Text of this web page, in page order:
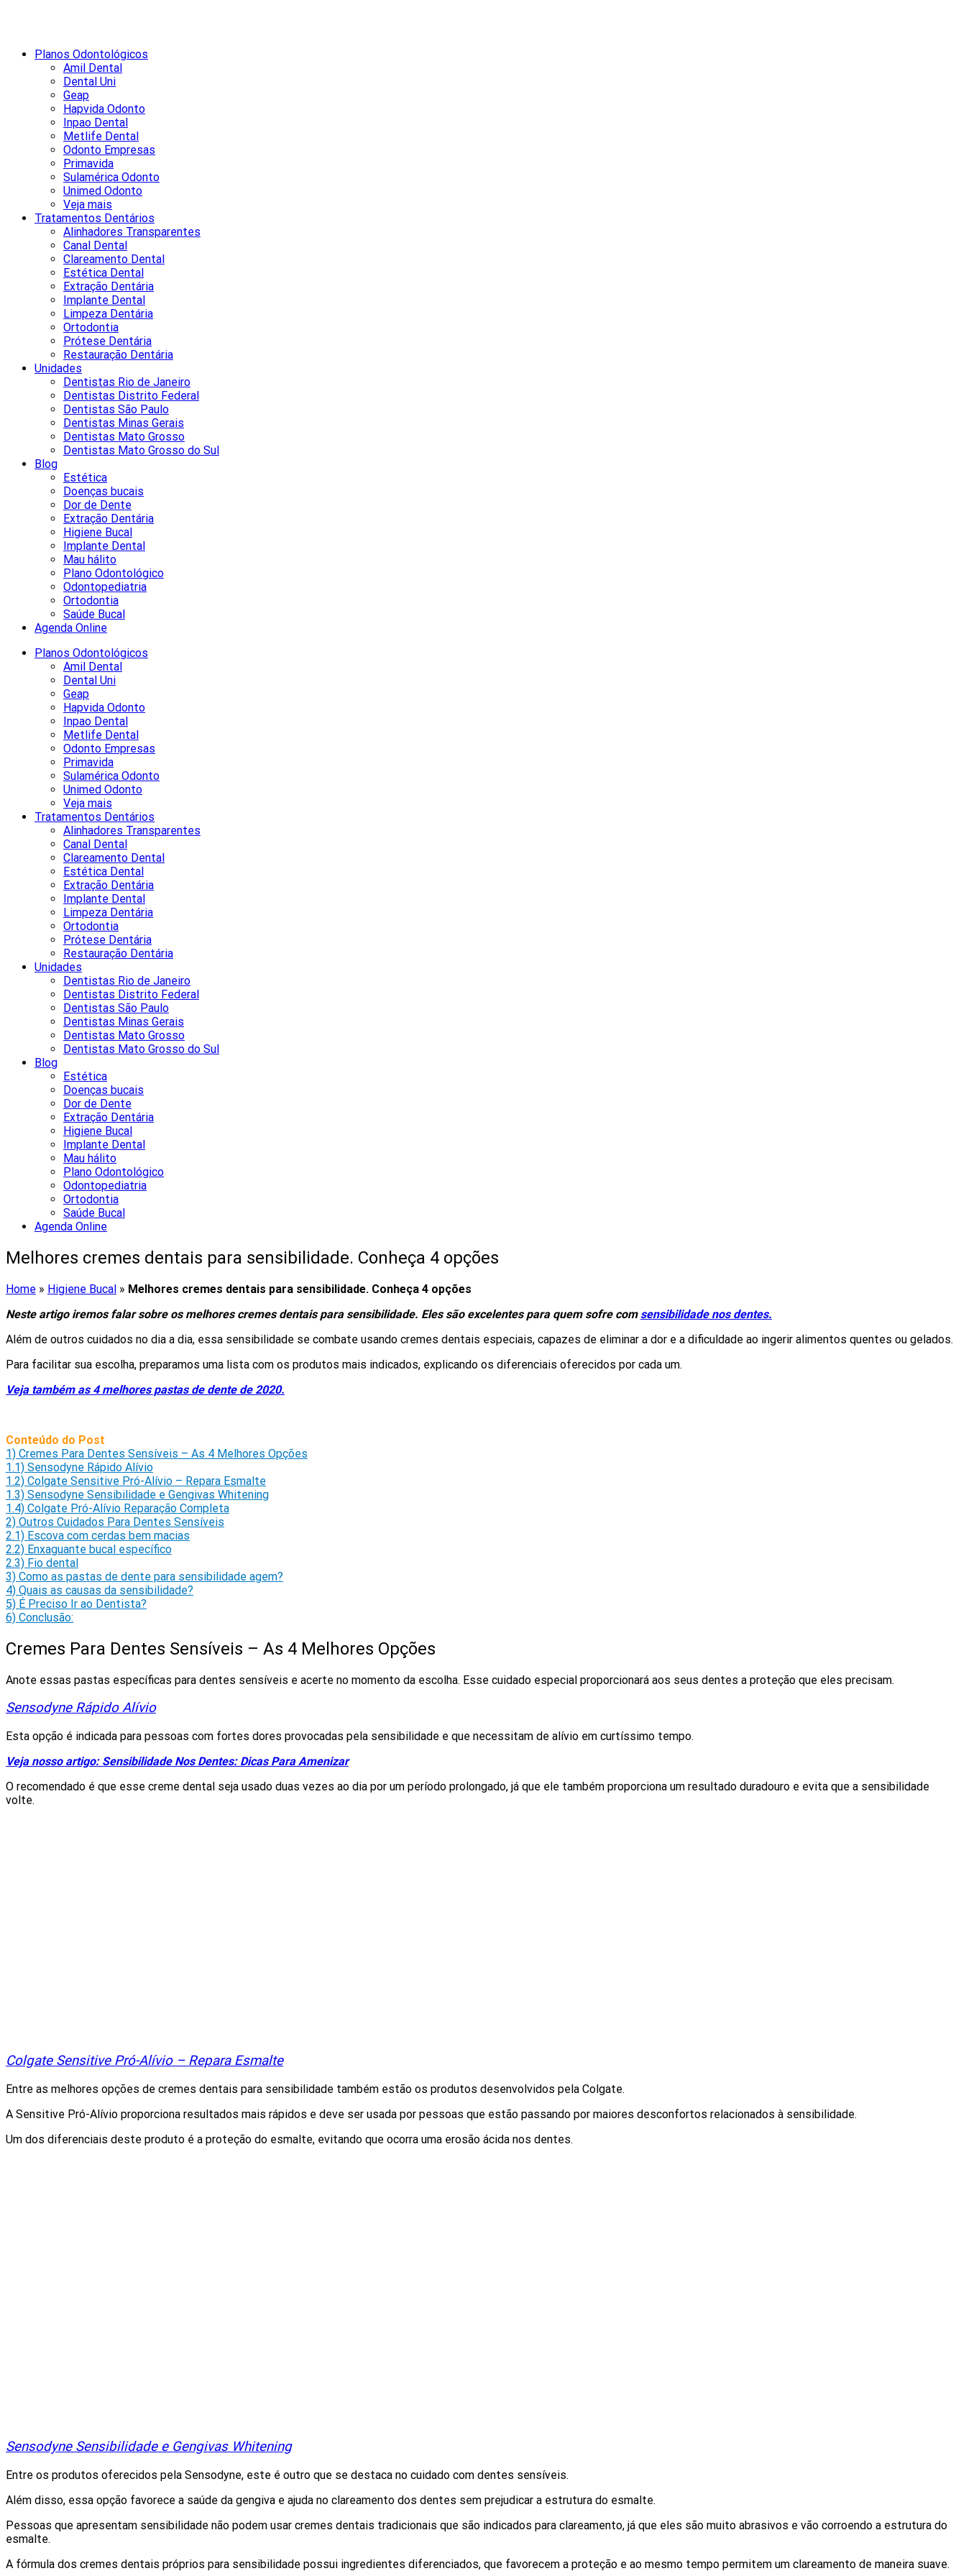
Planos Odontológicos
Amil Dental
Dental Uni
Geap
Hapvida Odonto
Inpao Dental
Metlife Dental
Odonto Empresas
Primavida
Sulamérica Odonto
Unimed Odonto
Veja mais
Tratamentos Dentários
Alinhadores Transparentes
Canal Dental
Clareamento Dental
Estética Dental
Extração Dentária
Implante Dental
Limpeza Dentária
Ortodontia
Prótese Dentária
Restauração Dentária
Unidades
Dentistas Rio de Janeiro
Dentistas Distrito Federal
Dentistas São Paulo
Dentistas Minas Gerais
Dentistas Mato Grosso
Dentistas Mato Grosso do Sul
Blog
Estética
Doenças bucais
Dor de Dente
Extração Dentária
Higiene Bucal
Implante Dental
Mau hálito
Plano Odontológico
Odontopediatria
Ortodontia
Saúde Bucal
Agenda Online
Planos Odontológicos
Amil Dental
Dental Uni
Geap
Hapvida Odonto
Inpao Dental
Metlife Dental
Odonto Empresas
Primavida
Sulamérica Odonto
Unimed Odonto
Veja mais
Tratamentos Dentários
Alinhadores Transparentes
Canal Dental
Clareamento Dental
Estética Dental
Extração Dentária
Implante Dental
Limpeza Dentária
Ortodontia
Prótese Dentária
Restauração Dentária
Unidades
Dentistas Rio de Janeiro
Dentistas Distrito Federal
Dentistas São Paulo
Dentistas Minas Gerais
Dentistas Mato Grosso
Dentistas Mato Grosso do Sul
Blog
Estética
Doenças bucais
Dor de Dente
Extração Dentária
Higiene Bucal
Implante Dental
Mau hálito
Plano Odontológico
Odontopediatria
Ortodontia
Saúde Bucal
Agenda Online
Melhores cremes dentais para sensibilidade. Conheça 4 opções
Home » Higiene Bucal » Melhores cremes dentais para sensibilidade. Conheça 4 opções
Neste artigo iremos falar sobre os melhores cremes dentais para sensibilidade. Eles são excelentes para quem sofre com sensibilidade nos dentes.
Além de outros cuidados no dia a dia, essa sensibilidade se combate usando cremes dentais especiais, capazes de eliminar a dor e a dificuldade ao ingerir alimentos quentes ou gelados.
Para facilitar sua escolha, preparamos uma lista com os produtos mais indicados, explicando os diferenciais oferecidos por cada um.
Veja também as 4 melhores pastas de dente de 2020.
Conteúdo do Post
1) Cremes Para Dentes Sensíveis – As 4 Melhores Opções
1.1) Sensodyne Rápido Alívio
1.2) Colgate Sensitive Pró-Alívio – Repara Esmalte
1.3) Sensodyne Sensibilidade e Gengivas Whitening
1.4) Colgate Pró-Alívio Reparação Completa
2) Outros Cuidados Para Dentes Sensíveis
2.1) Escova com cerdas bem macias
2.2) Enxaguante bucal específico
2.3) Fio dental
3) Como as pastas de dente para sensibilidade agem?
4) Quais as causas da sensibilidade?
5) É Preciso Ir ao Dentista?
6) Conclusão:
Cremes Para Dentes Sensíveis – As 4 Melhores Opções
Anote essas pastas específicas para dentes sensíveis e acerte no momento da escolha. Esse cuidado especial proporcionará aos seus dentes a proteção que eles precisam.
Sensodyne Rápido Alívio
Esta opção é indicada para pessoas com fortes dores provocadas pela sensibilidade e que necessitam de alívio em curtíssimo tempo.
Veja nosso artigo: Sensibilidade Nos Dentes: Dicas Para Amenizar
O recomendado é que esse creme dental seja usado duas vezes ao dia por um período prolongado, já que ele também proporciona um resultado duradouro e evita que a sensibilidade
volte.
Colgate Sensitive Pró-Alívio – Repara Esmalte
Entre as melhores opções de cremes dentais para sensibilidade também estão os produtos desenvolvidos pela Colgate.
A Sensitive Pró-Alívio proporciona resultados mais rápidos e deve ser usada por pessoas que estão passando por maiores desconfortos relacionados à sensibilidade.
Um dos diferenciais deste produto é a proteção do esmalte, evitando que ocorra uma erosão ácida nos dentes.
Sensodyne Sensibilidade e Gengivas Whitening
Entre os produtos oferecidos pela Sensodyne, este é outro que se destaca no cuidado com dentes sensíveis.
Além disso, essa opção favorece a saúde da gengiva e ajuda no clareamento dos dentes sem prejudicar a estrutura do esmalte.
Pessoas que apresentam sensibilidade não podem usar cremes dentais tradicionais que são indicados para clareamento, já que eles são muito abrasivos e vão corroendo a estrutura do
esmalte.
A fórmula dos cremes dentais próprios para sensibilidade possui ingredientes diferenciados, que favorecem a proteção e ao mesmo tempo permitem um clareamento de maneira suave.